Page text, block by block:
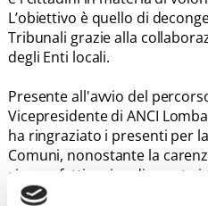
L’obiettivo è quello di
Tribunali grazie alla
degli Enti locali.
Presente all'avvio del
Vicepresidente di ANCI
ha ringraziato i presenti per
Comuni, nonostante la
si sono fatti carico di questa
all'impegno con 18 incontri